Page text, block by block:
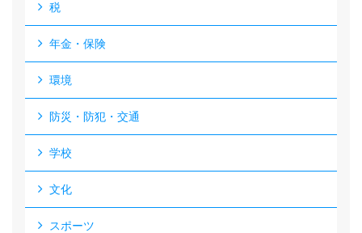
税
年金・保険
環境
防災・防犯・交通
学校
文化
スポーツ